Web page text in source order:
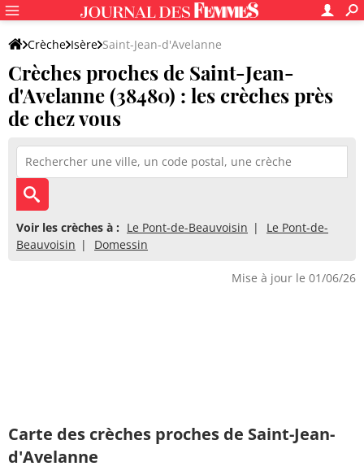
Crèche Isère Saint-Jean-d'Avelanne
Crèches proches de Saint-Jean-
d'Avelanne (38480) : les crèches près
de chez vous
Voir les crèches à : Le Pont-de-Beauvoisin
Le Pont-de-
Beauvoisin
Domessin
Mise à jour le 01/06/26
Carte des crèches proches de Saint-Jean-
d'Avelanne